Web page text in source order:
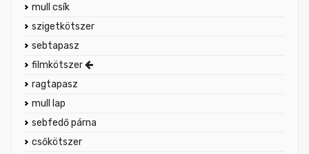
mull csík
szigetkötszer
sebtapasz
filmkötszer
ragtapasz
mull lap
sebfedő párna
csőkötszer